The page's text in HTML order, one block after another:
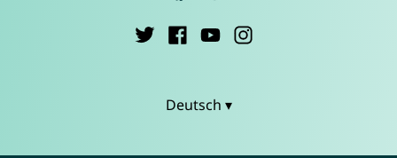
Deutsch ▾